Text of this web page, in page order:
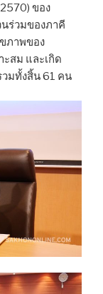
ของ
นร่วมของภาคี
ภาพของ
สม และเกิด
มทั้งสิ้น 61 คน